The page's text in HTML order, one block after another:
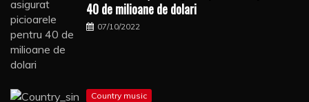
40 de milioane de dolari
07/10/2022
Country music